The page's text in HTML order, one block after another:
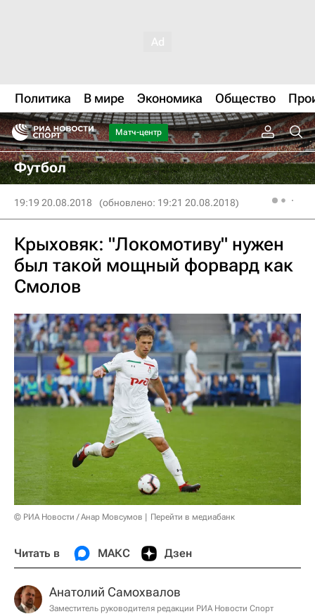
Политика В мире Экономика Общество
Матч-центр
Футбол
19:19 20.08.2018 (обновлено: 19:21 20.08.2018)
Крыховяк: "Локомотиву" нужен
был такой мощный форвард как
Смолов
© РИА Новости / Анар Мовсумов Перейти в медиабанк
Читать в МАКС Дзен
Анатолий Самохвалов
Заместитель руководителя редакции РИА Новости Спорт